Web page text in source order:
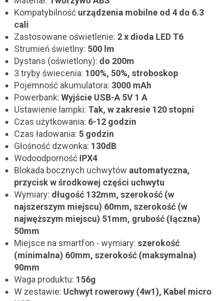
Kompatybilność urządzenia mobilne od 4 do 6.3
cali
Zastosowane oświetlenie: 2 x dioda LED T6
Strumień świetlny: 500 lm
Dystans (oświetlony): do 200m
3 tryby świecenia: 100%, 50%, stroboskop
Pojemność akumulatora: 3000 mAh
Powerbank: Wyjście USB-A 5V 1 A
Ustawienie lampki: Tak, w zakresie 120 stopni
Czas użytkowania: 6-12 godzin
Czas ładowania: 5 godzin
Głośność dzwonka: 130dB
Wodoodporność IPX4
Blokada bocznych uchwytów automatyczna,
przycisk w środkowej części uchwytu
Wymiary: długość 132mm, szerokość (w
najszerszym miejscu) 60mm, szerokość (w
najwęższym miejscu) 51mm, grubość (łączna)
50mm
Miejsce na smartfon - wymiary: szerokość
(minimalna) 60mm, szerokość (maksymalna)
90mm
Waga produktu: 156g
W zestawie: Uchwyt rowerowy (4w1), Kabel micro